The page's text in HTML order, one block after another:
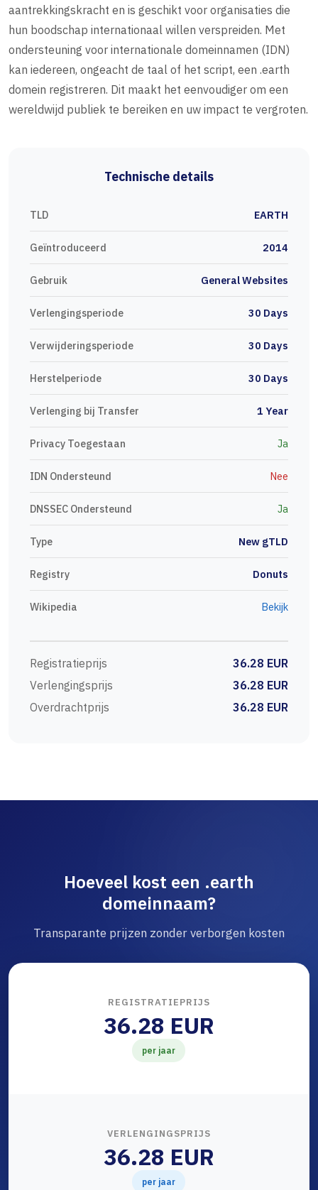
aantrekkingskracht en is geschikt voor organisaties die
hun boodschap internationaal willen verspreiden. Met
ondersteuning voor internationale domeinnamen (IDN)
kan iedereen, ongeacht de taal of het script, een .earth
domein registreren. Dit maakt het eenvoudiger om een
wereldwijd publiek te bereiken en uw impact te vergroten.
Technische details
TLD EARTH
Geïntroduceerd 2014
Gebruik General Websites
Verlengingsperiode 30 Days
Verwijderingsperiode 30 Days
Herstelperiode 30 Days
Verlenging bij Transfer 1 Year
Privacy Toegestaan Ja
IDN Ondersteund Nee
DNSSEC Ondersteund Ja
Type New gTLD
Registry Donuts
Wikipedia Bekijk
Registratieprijs
36.28 EUR
Verlengingsprijs
36.28 EUR
Overdrachtprijs
36.28 EUR
Hoeveel kost een .earth
domeinnaam?
Transparante prijzen zonder verborgen kosten
REGISTRATIEPRIJS
36.28 EUR
per jaar
VERLENGINGSPRIJS
36.28 EUR
per jaar